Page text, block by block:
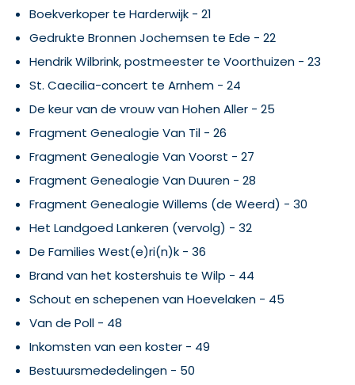
Boekverkoper te Harderwijk - 21
Gedrukte Bronnen Jochemsen te Ede - 22
Hendrik Wilbrink, postmeester te Voorthuizen - 23
St. Caecilia-concert te Arnhem - 24
De keur van de vrouw van Hohen Aller - 25
Fragment Genealogie Van Til - 26
Fragment Genealogie Van Voorst - 27
Fragment Genealogie Van Duuren - 28
Fragment Genealogie Willems (de Weerd) - 30
Het Landgoed Lankeren (vervolg) - 32
De Families West(e)ri(n)k - 36
Brand van het kostershuis te Wilp - 44
Schout en schepenen van Hoevelaken - 45
Van de Poll - 48
Inkomsten van een koster - 49
Bestuursmededelingen - 50